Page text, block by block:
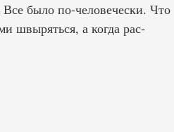
было по-человечески. Что
швыряться, а когда рас­